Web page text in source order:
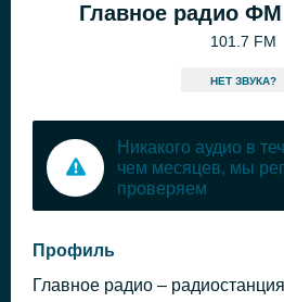
Главное радио
101.7 FM
HЕТ ЗВУКА?
Никакого аудио в
чем месяцев, мы
проверяем
Профиль
Главное радио –